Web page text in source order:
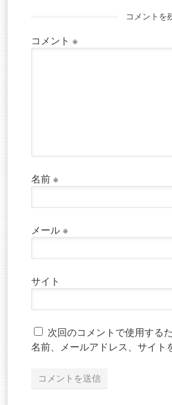
コメントを
コメント※
名前※
メール※
サイト
次回のコメントで使用する
名前、メールアドレス、サイト